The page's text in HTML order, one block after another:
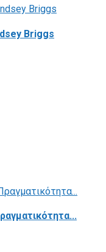
Briggs